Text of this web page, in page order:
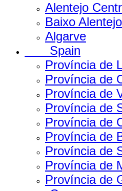
Alentejo
Baixo
Algarve
Spain
Província de
Província de
Província de
Província de
Província de
Província de
Província de
Província de
Província de